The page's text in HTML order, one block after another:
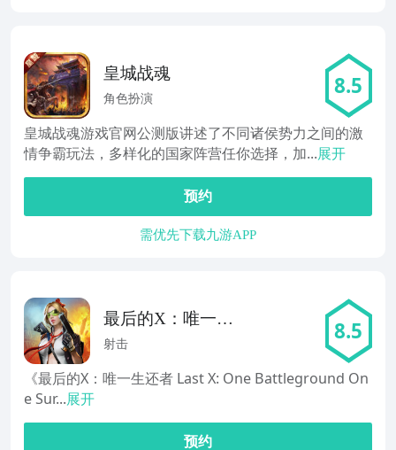
皇城战魂
角色扮演 8.5
皇城战魂游戏官网公测版讲述了不同诸侯势力之间的激
情争霸玩法，多样化的国家阵营任你选择，加...展开
预约
需优先下载九游APP
最后的X：唯一生
还者
射击 8.5
《最后的X：唯一生还者 Last X: One Battleground On
e Sur...展开
预约